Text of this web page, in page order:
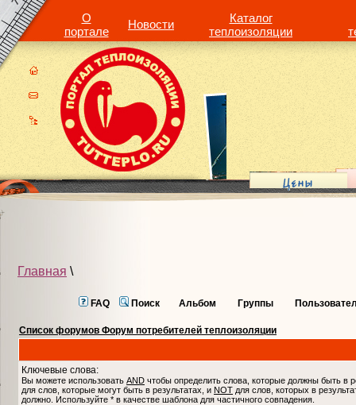
О
портале
Новости
Каталог
теплоизоляции
Главная \
FAQ Поиск Альбом Группы
Список форумов Форум потребителей теплоизоляции
Ключевые слова:
Вы можете использовать AND чтобы определить слова, которые должны быть в
для слов, которые могут быть в результатах, и NOT для слов, которых в
должно. Используйте * в качестве шаблона для частичного совпадения.